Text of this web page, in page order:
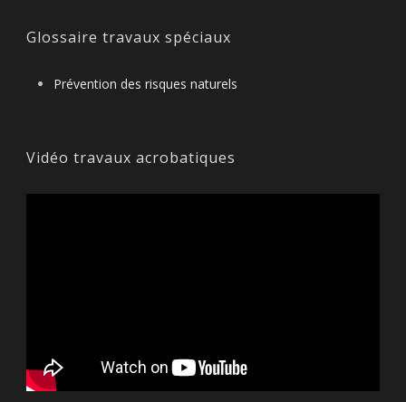
Glossaire travaux spéciaux
Prévention des risques naturels
Vidéo travaux acrobatiques